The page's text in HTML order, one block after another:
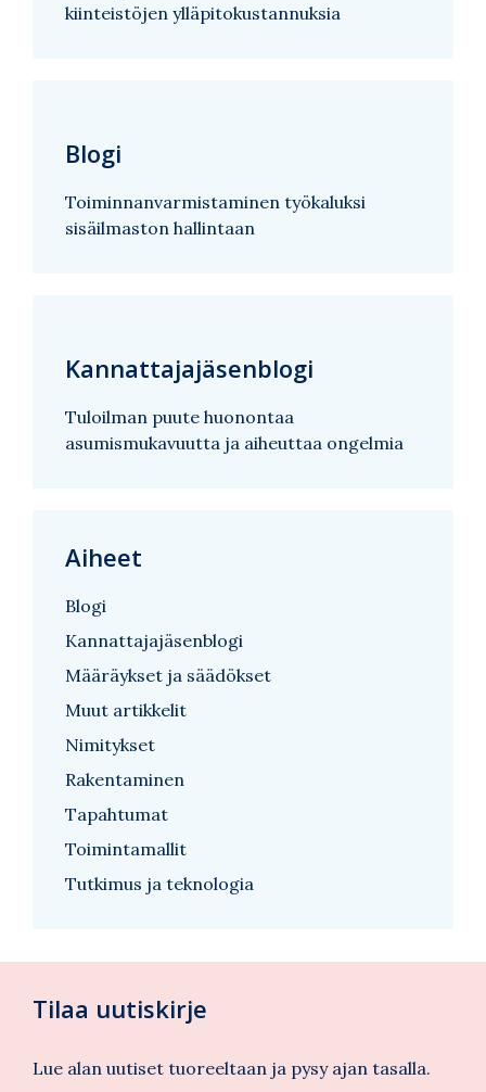
kiinteistöjen ylläpitokustannuksia
Blogi
Toiminnanvarmistaminen työkaluksi
sisäilmaston hallintaan
Kannattajajäsenblogi
Tuloilman puute huonontaa
asumismukavuutta ja aiheuttaa ongelmia
Aiheet
Blogi
Kannattajajäsenblogi
Määräykset ja säädökset
Muut artikkelit
Nimitykset
Rakentaminen
Tapahtumat
Toimintamallit
Tutkimus ja teknologia
Tilaa uutiskirje
Lue alan uutiset tuoreeltaan ja pysy ajan tasalla.